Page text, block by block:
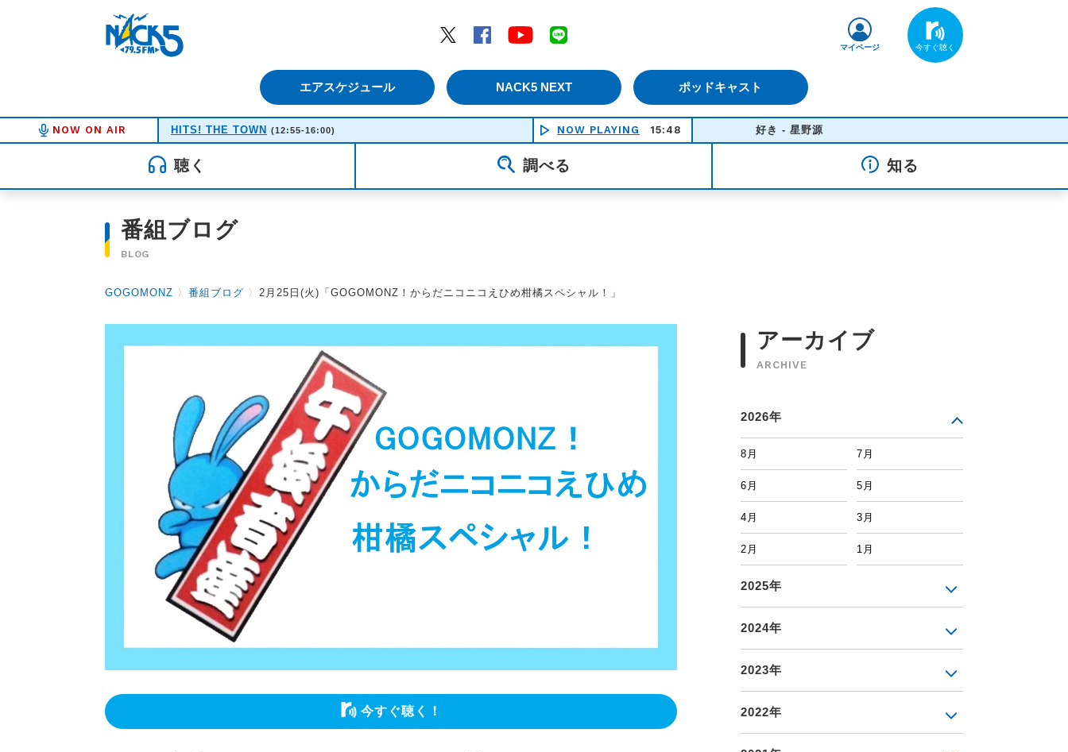
Twitter
Facebook YouTube
エアスケジュール NACK5 NEXT ポッドキャスト
マイページ
NOW ON AIR HITS! THE TOWN (12:55-16:00) NOW PLAYING 15:48
聴く 調べる 知る
番組ブログ
BLOG
GOGOMONZ 〉 番組ブログ 〉 2月25日(火)「GOGOMONZ！からだニコニコえひめ柑橘スペシャル！」
今すぐ聴く！
アーカイブ
ARCHIVE
2026年
8月 7月
6月 5月
4月 3月
2月 1月
2025年
2024年
2023年
2022年